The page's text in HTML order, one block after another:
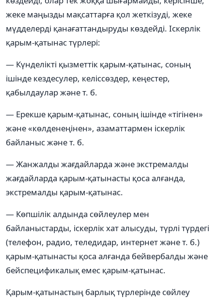
жеке маңызды мақсаттарға қол жеткізуді, жеке
мүдделерді қанағаттандыруды көздейді. Іскерлік
қарым-қатынас түрлері:
— Күнделікті қызметтік қарым-қатынас, соның
ішінде кездесулер, келіссөздер, кеңестер,
қабылдаулар және т. б.
— Ерекше қарым-қатынас, соның ішінде «тігінен»
және «көлденеңінен», азаматтармен іскерлік
байланыс және т. б.
— Жанжалды жағдайларда және экстремалды
жағдайларда қарым-қатынасты қоса алғанда,
экстремалды қарым-қатынас.
— Көпшілік алдында сөйлеулер мен
байланыстарды, іскерлік хат алысуды, түрлі түрдегі
(телефон, радио, теледидар, интернет және т. б.)
қарым-қатынасты қоса алғанда бейвербалды және
бейспецификалық емес қарым-қатынас.
Қарым-қатынастың барлық түрлерінде сөйлеу